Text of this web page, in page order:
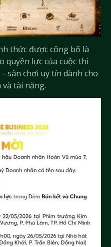
thức được công bố là
lực của cuộc thi
sân chơi uy tín dành cho
tài năng.